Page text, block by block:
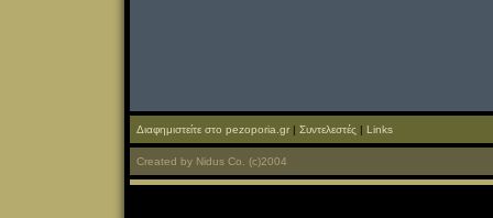
Διαφημιστείτε στο pezoporia.gr | Συντελεστές | Links
Created by Nidus Co. (c)2004